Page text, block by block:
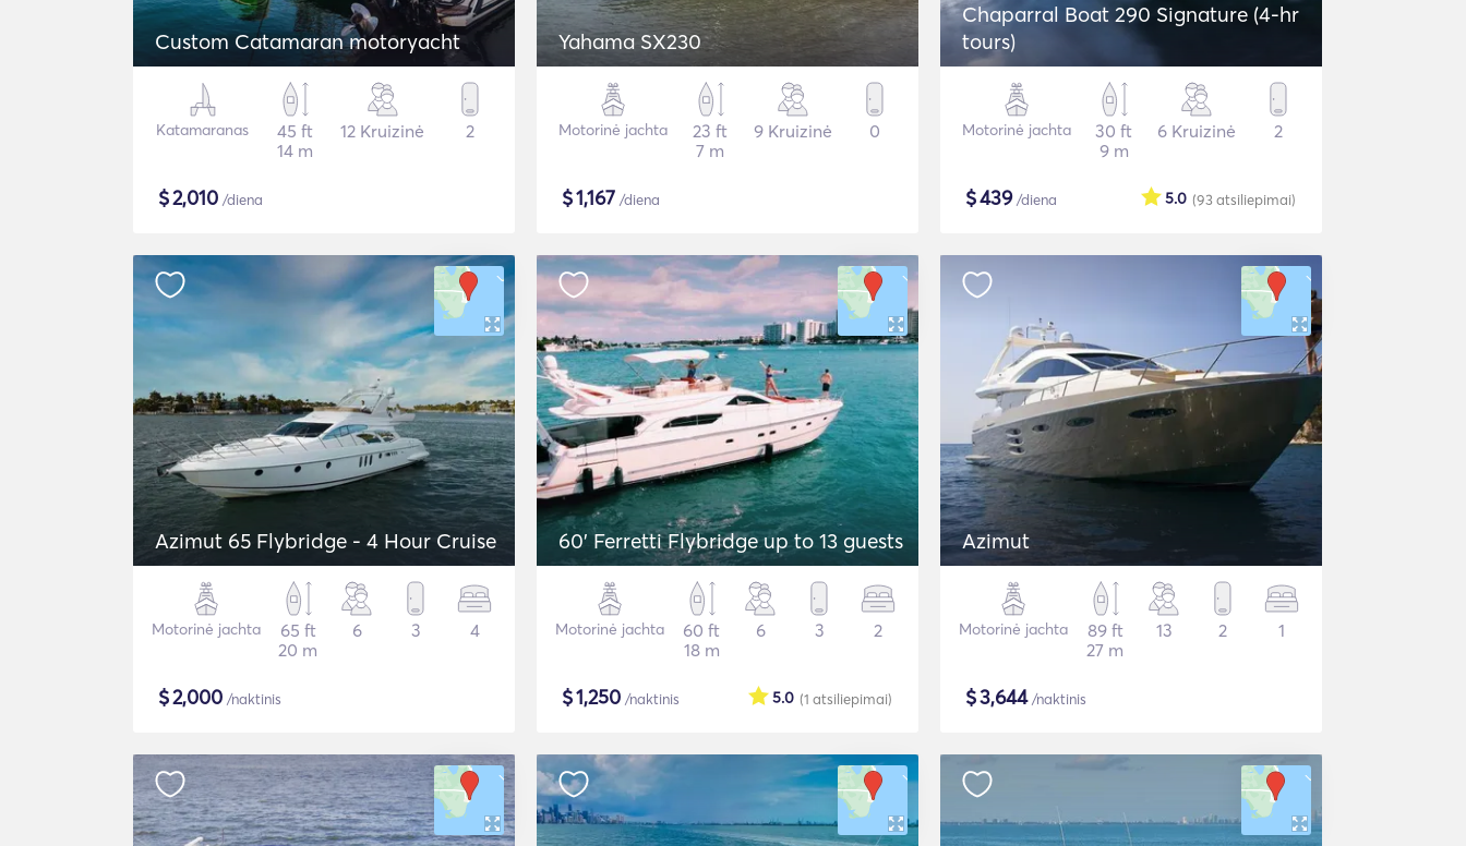
Custom Catamaran motoryacht
Katamaranas
45 ft
14 m
12 Kruizinė 2
$2,010 /diena
Yahama SX230
Motorinė jachta
23 ft
7 m
9 Kruizinė 0
$1,167 /diena
Chaparral Boat 290 Signature (4-hr
tours)
Motorinė jachta
30 ft
9 m
6 Kruizinė 2
$439/diena (93atsiliepimai)
5.0
Azimut 65 Flybridge - 4 Hour Cruise
Motorinė jachta
65 ft
20 m
6 3 4
$2,000 /naktinis
60' Ferretti Flybridge up to 13 guests
Motorinė jachta
60 ft
18 m
6 3 2
$1,250 /naktinis (1 atsiliepimai)
5.0
Azimut
Motorinė jachta
89 ft
27 m
13 2 1
$3,644/naktinis